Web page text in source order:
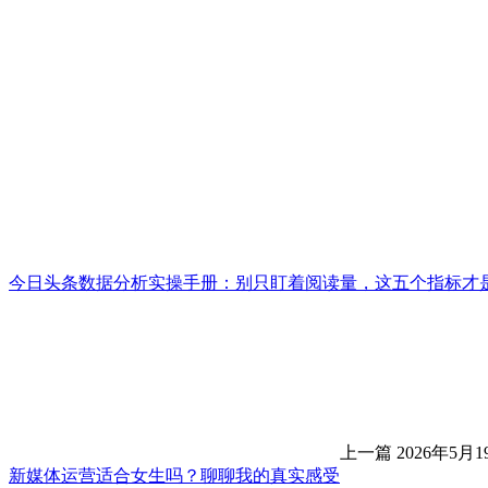
今日头条数据分析实操手册：别只盯着阅读量，这五个指标才
上一篇 2026年5月
新媒体运营适合女生吗？聊聊我的真实感受